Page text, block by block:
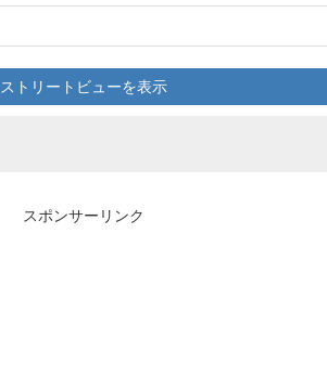
ストリートビューを表示
スポンサーリンク